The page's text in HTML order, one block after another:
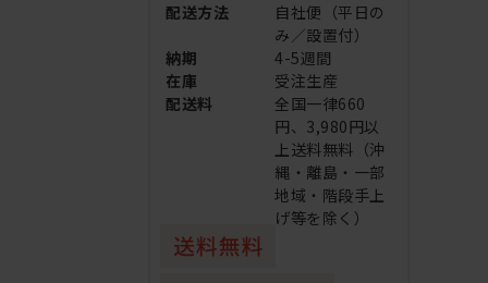
配送方法
自社便（平日の
み／設置付）
納期
4-5週間
在庫
受注生産
配送料
全国一律660
円、3,980円以
上送料無料（沖
縄・離島・一部
地域・階段手上
げ等を除く）